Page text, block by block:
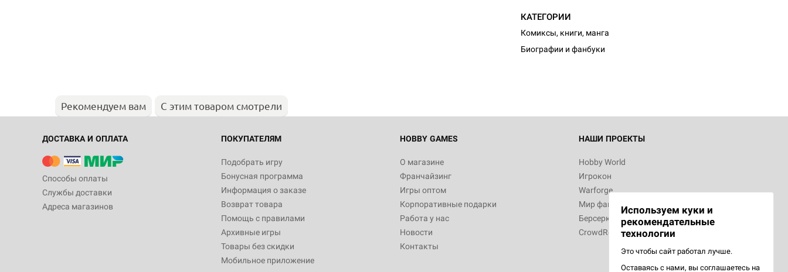
КАТЕГОРИИ
Комиксы, книги, манга
Биографии и фанбуки
Рекомендуем вам С этим товаром смотрели
ДОСТАВКА И ОПЛАТА
Способы оплаты
Службы доставки
Адреса магазинов
ПОКУПАТЕЛЯМ
Подобрать игру
Бонусная программа
Информация о заказе
Возврат товара
Помощь с правилами
Архивные игры
Товары без скидки
Мобильное приложение
HOBBY GAMES
О магазине
Франчайзинг
Игры оптом
Корпоративные подарки
Работа у нас
Новости
Контакты
НАШИ ПРОЕКТЫ
Hobby World
Игрокон
Warforge
Мир фантастики
Берсерк
CrowdRepublic
Используем куки и
рекомендательные
технологии
Это чтобы сайт работал лучше.
Оставаясь с нами, вы соглашаетесь на